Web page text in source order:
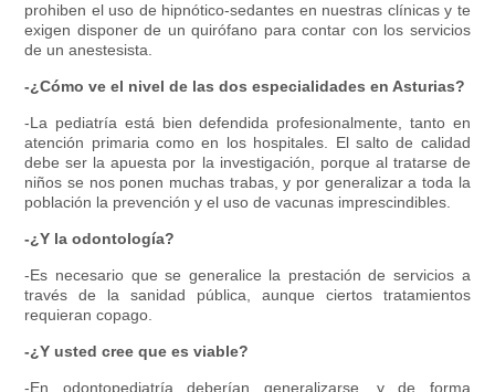
prohiben el uso de hipnótico-sedantes en nuestras clínicas y te
exigen disponer de un quirófano para contar con los servicios
de un anestesista.
-¿Cómo ve el nivel de las dos especialidades en Asturias?
-La pediatría está bien defendida profesionalmente, tanto en
atención primaria como en los hospitales. El salto de calidad
debe ser la apuesta por la investigación, porque al tratarse de
niños se nos ponen muchas trabas, y por generalizar a toda la
población la prevención y el uso de vacunas imprescindibles.
-¿Y la odontología?
-Es necesario que se generalice la prestación de servicios a
través de la sanidad pública, aunque ciertos tratamientos
requieran copago.
-¿Y usted cree que es viable?
-En odontopediatría deberían generalizarse, y de forma